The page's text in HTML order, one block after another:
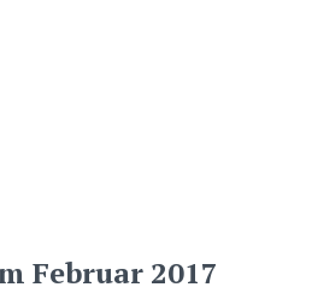
Februar 2017